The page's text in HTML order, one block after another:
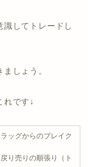
識してトレードし
しょう。
れです↓
ッグからのブレイク
り売りの順張り（ト